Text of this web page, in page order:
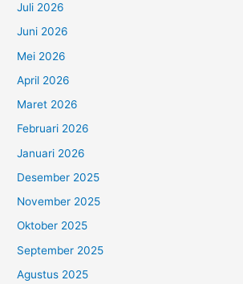
Juli 2026
Juni 2026
Mei 2026
April 2026
Maret 2026
Februari 2026
Januari 2026
Desember 2025
November 2025
Oktober 2025
September 2025
Agustus 2025